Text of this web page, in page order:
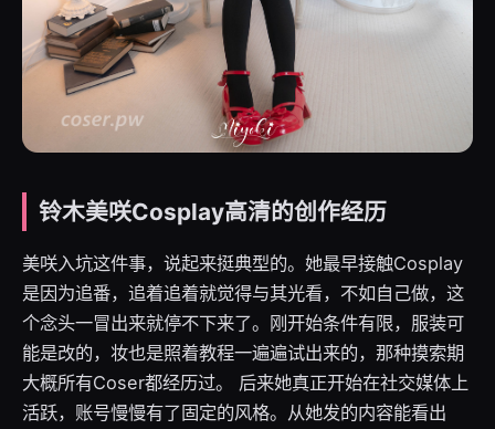
铃木美咲Cosplay高清的创作经历
美咲入坑这件事，说起来挺典型的。她最早接触Cosplay
是因为追番，追着追着就觉得与其光看，不如自己做，这
个念头一冒出来就停不下来了。刚开始条件有限，服装可
能是改的，妆也是照着教程一遍遍试出来的，那种摸索期
大概所有Coser都经历过。 后来她真正开始在社交媒体上
活跃，账号慢慢有了固定的风格。从她发的内容能看出